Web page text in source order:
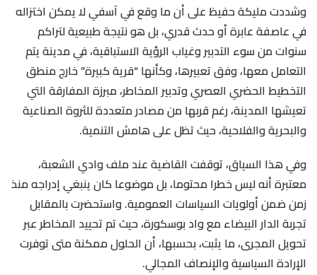
وشددت مليكة حفيظ على أن ما وقع في آسفي لا يمكن اختزاله
في عاصفة عابرة أو حدث قدري، بل هو نتيجة طبيعية لتراكم
سنوات من سوء التدبير وغياب الرؤية الاستباقية، في مدينة يتم
التعامل معها، وفق تعبيرها، وكأنها “قرية كبيرة” خارج منطق
التخطيط الحضري العصري وتدبير المخاطر، مبرزة المفارقة التي
تعيشها المدينة، رغم قربها من مصادر متعددة للثروة الصناعية
والبحرية والفلاحية، حيث تظل على هامش التنمية.
وفي هذا السياق، توقفت القاضية عند ملف وادي الشعبة،
معتبرة أنه ليس خطرا محتوما، بل موضوعا كان ينبغي إدراجه منذ
زمن ضمن أولويات السياسات العمومية. واستحضرت بالمقابل
تجربة الدار البيضاء مع واد بوسكورة، حيث تم تحييد المخاطر عبر
تحويل المجرى، ما يثبت، بحسبها، أن الحلول ممكنة متى توفرت
الإرادة السياسية والإنصاف المجالي.